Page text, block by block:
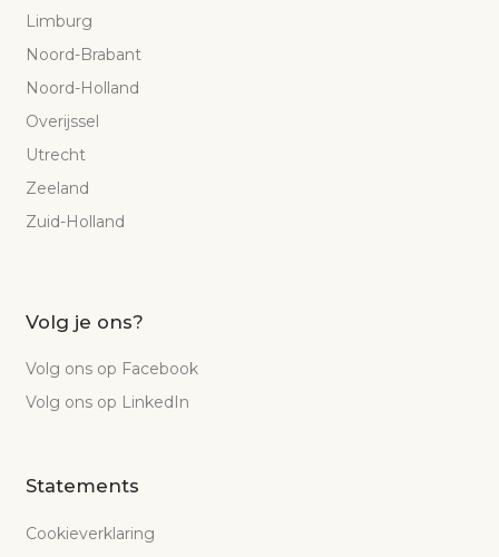
Limburg
Noord-Brabant
Noord-Holland
Overijssel
Utrecht
Zeeland
Zuid-Holland
Volg je ons?
Volg ons op Facebook
Volg ons op LinkedIn
Statements
Cookieverklaring